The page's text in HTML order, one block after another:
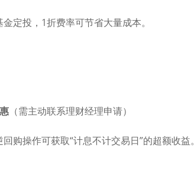
定投，1折费率可节省大量成本。
​（需主动联系理财经理申请）
回购操作可获取“计息不计交易日”的超额收益。